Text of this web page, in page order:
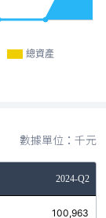
總資產
數據單位：千元
2024-Q2
100,963